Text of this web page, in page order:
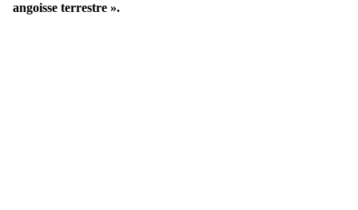
angoisse terrestre ».